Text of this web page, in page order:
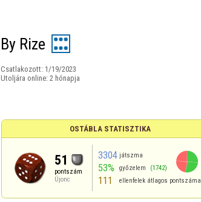
By Rize
Csatlakozott: 1/19/2023
Utoljára online: 2 hónapja
OSTÁBLA STATISZTIKA
51
pontszám
Újonc
3304 játszma
53% győzelem (1742)
111 ellenfelek átlagos pontszáma